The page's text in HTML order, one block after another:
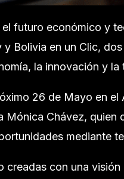
futuro económico y
y Bolivia en un Clic,
la innovación y
26 de Mayo en
Mónica Chávez,
mediante
creadas con una